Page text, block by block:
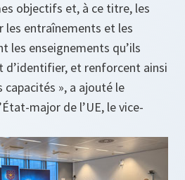
objectifs et, à ce titre, les
les entraînements et les
les enseignements qu’ils
et renforcent ainsi
», a ajouté le
major de l’UE, le vice-